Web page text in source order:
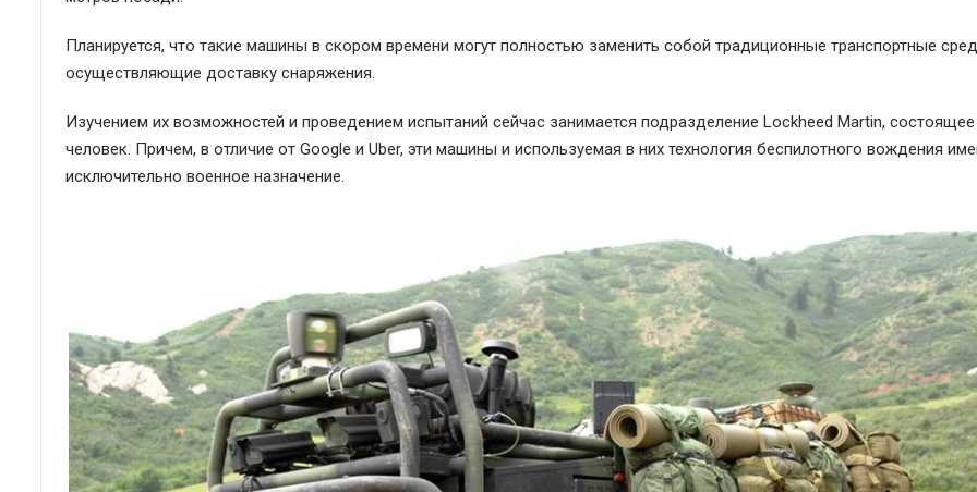
Планируется, что такие машины в скором времени могут полностью заменить собой традиционные транспортные
осуществляющие доставку снаряжения.
Изучением их возможностей и проведением испытаний сейчас занимается подразделение Lockheed Martin,
человек. Причем, в отличие от Google и Uber, эти машины и используемая в них технология беспилотного вождения
исключительно военное назначение.